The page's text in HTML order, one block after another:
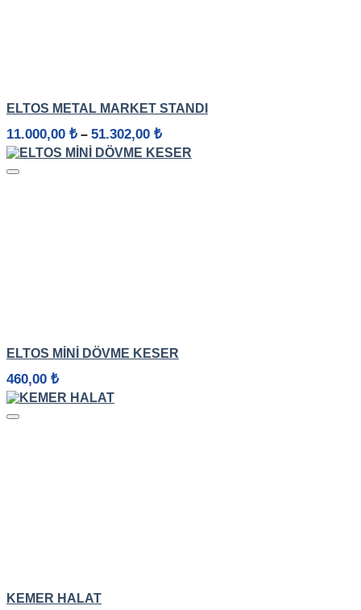
ELTOS METAL MARKET STANDI
11.000,00 ₺ – 51.302,00 ₺
11.000,00 ₺
ELTOS MINI DÖVME KESER
460,00 ₺
KEMER HALAT